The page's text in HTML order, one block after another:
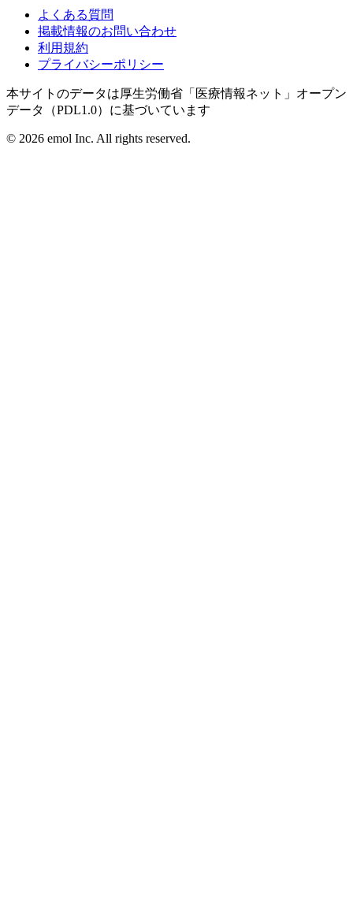
よくある質問
掲載情報のお問い合わせ
利用規約
プライバシーポリシー
本サイトのデータは厚生労働省「医療情報ネット」オープン
データ（PDL1.0）に基づいています
© 2026 emol Inc. All rights reserved.